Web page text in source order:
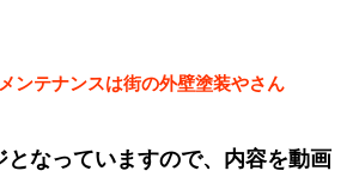
ンテナンスは街の外壁塗装やさん
となっていますので、内容を動画